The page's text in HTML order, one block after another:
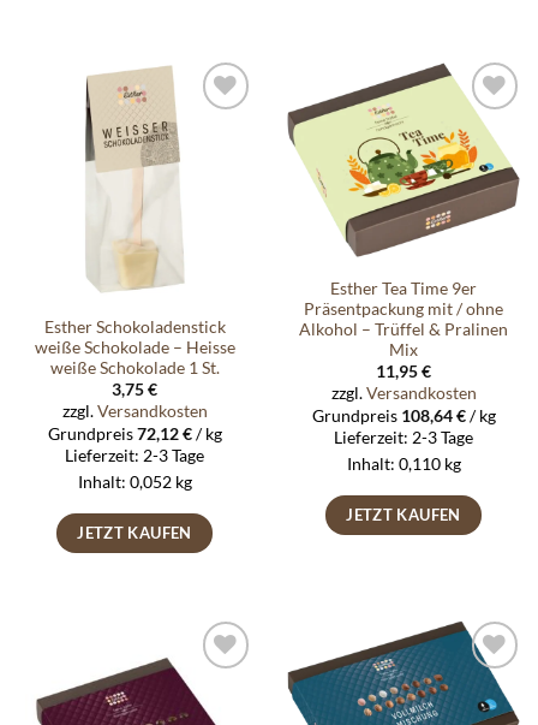
Auf die
Wunschliste
Esther Schokoladenstick
weiße Schokolade – Heisse
weiße Schokolade 1 St.
3,75€
zzgl.Versandkosten
Grundpreis72,12€/kg
Lieferzeit: 2-3 Tage
Inhalt: 0,052 kg
JETZT KAUFEN
Auf die
Wunschliste
Esther Tea Time 9er
Präsentpackung mit / ohne
Alkohol – Trüffel & Pralinen
Mix
11,95€
zzgl.Versandkosten
Grundpreis 108,64€/kg
Lieferzeit: 2-3 Tage
Inhalt: 0,110 kg
JETZT KAUFEN
Auf die
Wunschliste
Auf die
Wunschliste